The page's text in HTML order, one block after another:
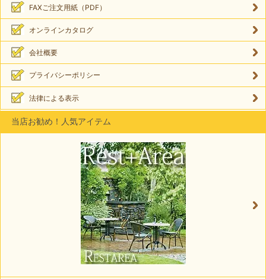
FAXご注文用紙（PDF）
オンラインカタログ
会社概要
プライバシーポリシー
法律による表示
当店お勧め！人気アイテム